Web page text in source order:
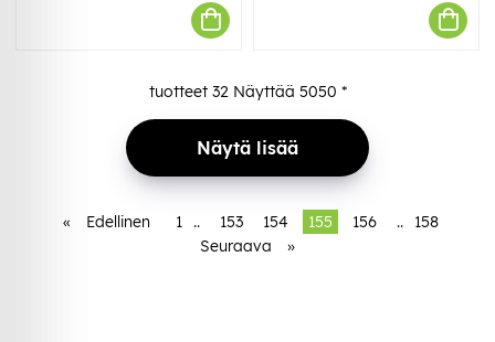
tuotteet 32Näyttää 5050 *
Näytä lisää
« Edellinen 1 .. 153 154 155 156 ..
158
Seuraava
»